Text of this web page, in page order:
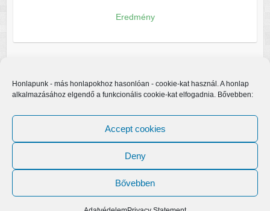
Honlapunk - más honlapokhoz hasonlóan - cookie-kat használ. A honlap
alkalmazásához elgendő a funkcionális cookie-kat elfogadnia. Bővebben:
Accept cookies
Deny
Bővebben
Eredmény
Egerfarmos.hu. A sablont készítette:
WordPress